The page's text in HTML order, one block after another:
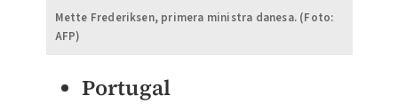
Mette Frederiksen, primera ministra danesa. (Foto:
AFP)
Portugal